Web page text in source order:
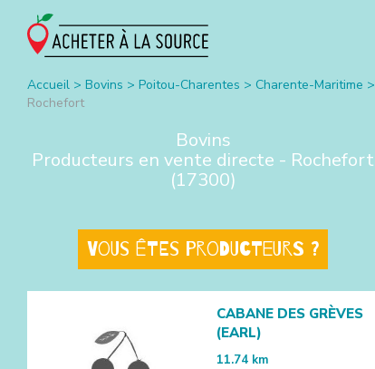
Accueil > Bovins > Poitou-Charentes > Charente-Maritime >
Rochefort
Bovins
Producteurs en vente directe - Rochefort
(17300)
Vous êtes producteurs ?
CABANE DES GRÈVES
(EARL)
11.74 km